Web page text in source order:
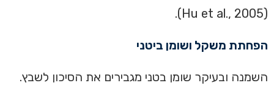
(Hu et al., 2005).
הפחתת משקל ושומן ביטני
השמנה ובעיקר שומן בטני מגבירים את הסיכון לשבץ.